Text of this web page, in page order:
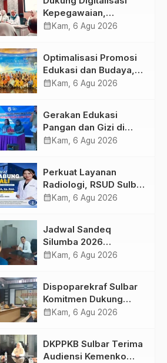
Kepegawaian,
DPMPTSP Sulbar Siap
calendar_month Kam, 6 Agu 2026
Optimalisasi Promosi
Edukasi dan Budaya,
Anjungan Provinsi
Bersama Sky World
TMII
calendar_month Kam, 6 Agu 2026
Gerakan Edukasi
Pangan dan Gizi di
Mamasa: Tingkatkan
dalam Pemenuhan Gizi
calendar_month Kam, 6 Agu 2026
Perkuat Layanan
Radiologi, RSUD Sulbar
Sambut Kembali dr. Iis
calendar_month Kam, 6 Agu 2026
Jadwal Sandeq
Silumba 2026
Disesuaikan,
Tetap Dimatangkan
calendar_month Kam, 6 Agu 2026
Dispoparekraf Sulbar
Komitmen Dukung
Penyusunan RAD
calendar_month Kam, 6 Agu 2026
DKPPKB Sulbar Terima
Audiensi Kemenko